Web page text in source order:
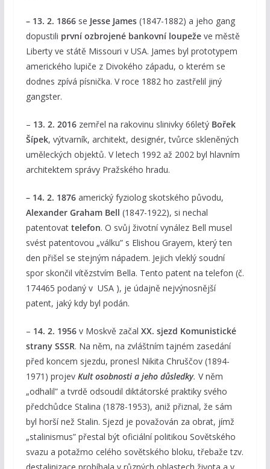
– 13. 2. 1866 se Jesse James(1847-1882) a jeho gang
dopustili první ozbrojené bankovní loupeževe městě
Liberty ve státě Missouri v USA. James byl prototypem
amerického lupiče z Divokého západu, o kterém se
dodnes zpívá písnička. V roce 1882 ho zastřelil jiný
gangster.
– 13. 2. 2016zemřel na rakovinu slinivky 66letý Bořek
Šípek, výtvarník, architekt, designér, tvůrce skleněných
uměleckých objektů. V letech 1992 až 2002 byl hlavním
architektem správy Pražského hradu.
– 14. 2. 1876americký fyziolog skotského původu,
Alexander Graham Bell (1847-1922), si nechal
patentovat telefon. O svůj životní vynález Bell musel
svést patentovou „válku” s Elishou Grayem, který ten
den přišel se stejným nápadem. Jejich vleklý soudní
spor skončil vítězstvím Bella. Tento patent na telefon (č.
174465 podaný v USA ), je údajně nejvýnosnější
patent, jaký kdy byl podán.
– 14. 2. 1956v Moskvě začal XX. sjezd Komunistické
strany SSSR. Na něm, na zvláštním tajném zasedání
před koncem sjezdu, pronesl Nikita Chruščov (1894-
1971) projev Kult osobnosti a jeho důsledky. V něm
„odhalil” a tvrdě odsoudil diktátorské praktiky svého
předchůdce Stalina (1878-1953), aniž přiznal, že sám
byl horší než Stalin. Sjezd je považován za obrat, jímž
„stalinismus” přestal být oficiální politikou Sovětského
svazu a potažmo celého sovětského bloku, třebaže tzv.